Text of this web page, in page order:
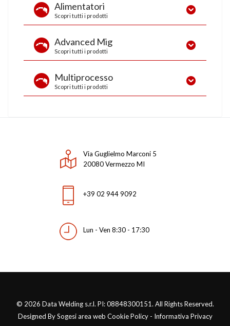
Dimension 650
Alimentatori
Scopri tutti i prodotti
Serie 70
ST 24
Advanced Mig
Scopri tutti i prodotti
Continuum Systems
Multiprocesso
Scopri tutti i prodotti
D. 650 ArcReach® System
Via Guglielmo Marconi 5
20080 Vermezzo MI
+39 02 944 9092
Lun - Ven 8:30 - 17:30
© 2026 Data Welding s.r.l. PI: 08848300151. All Rights Reserved.
Designed By Sogesi area web Cookie Policy - Informativa Privacy